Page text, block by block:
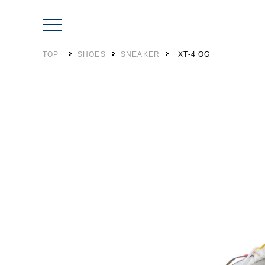
TOP SHOES SNEAKER XT-4 OG